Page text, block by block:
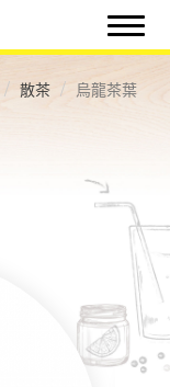
散茶 烏龍茶葉